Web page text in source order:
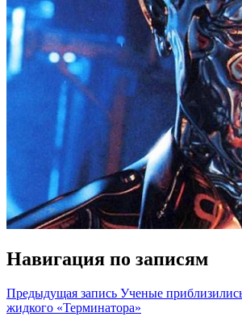
Навигация по записям
Предыдущая запись Ученые
жидкого «Терминатора»